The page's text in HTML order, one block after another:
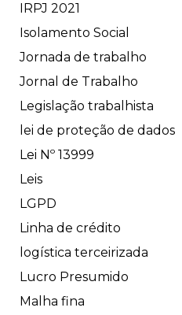
IRPJ 2021
Isolamento Social
Jornada de trabalho
Jornal de Trabalho
Legislação trabalhista
lei de proteção de dados
Lei Nº 13999
Leis
LGPD
Linha de crédito
logística terceirizada
Lucro Presumido
Malha fina